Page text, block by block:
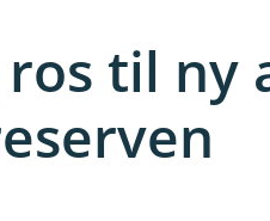
ros til